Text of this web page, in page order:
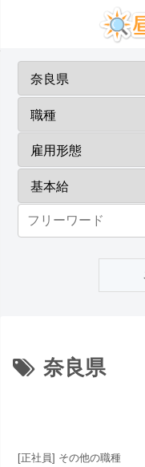
奈良県
[正社員] その他の職種